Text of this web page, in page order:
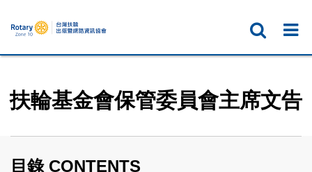
扶輪基金會保管委員會主席文告
目錄 CONTENTS